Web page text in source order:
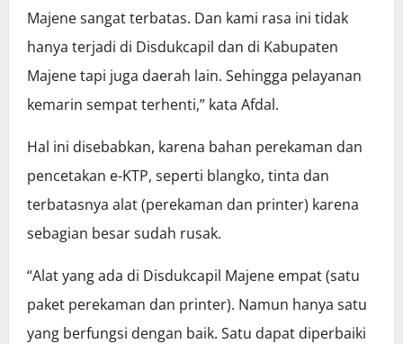
Majene sangat terbatas. Dan kami rasa ini tidak
hanya terjadi di Disdukcapil dan di Kabupaten
Majene tapi juga daerah lain. Sehingga pelayanan
kemarin sempat terhenti,” kata Afdal.
Hal ini disebabkan, karena bahan perekaman dan
pencetakan e-KTP, seperti blangko, tinta dan
terbatasnya alat (perekaman dan printer) karena
sebagian besar sudah rusak.
“Alat yang ada di Disdukcapil Majene empat (satu
paket perekaman dan printer). Namun hanya satu
yang berfungsi dengan baik. Satu dapat diperbaiki